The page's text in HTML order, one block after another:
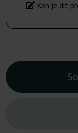
Ken je dit